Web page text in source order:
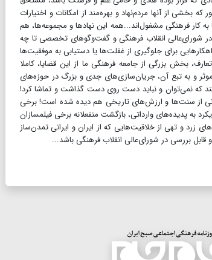
بخشی از آنها مردم‌نهاد و بهره‌مند از امکانات و اختیارات
کار فرهنگی مشغول‌اند...همه این نهادها و مجموعه‌ها، هم
شورای‌عالی انقلاب فرهنگی و گفت‌و‌گوهای تخصصی تا چه
برای جلوگیری از غفلت‌ها یا دستیابی به موفقیت‌ها
بخش بزرگی از جامعه فرهنگی ما از این قضایا، کاملا
و به تبع آن، جریان‌سازی‌های جدی و بزرگ در حوزه‌های
که نمی‌توان و نباید دست روی دست گذاشت و تماشا کرد!
از سنت‌ها و ارزش‌های تاریخی هم دیده شده است! برخی
به پدیده‌های وارداتی، بازگشت منفعلانه برخی فیلمسازان
زرد و تهی از خلاقیت‌هایی که از ایران و ایرانی تمدن‌ساز
بررسی در شورای‌عالی انقلاب فرهنگی باشد...